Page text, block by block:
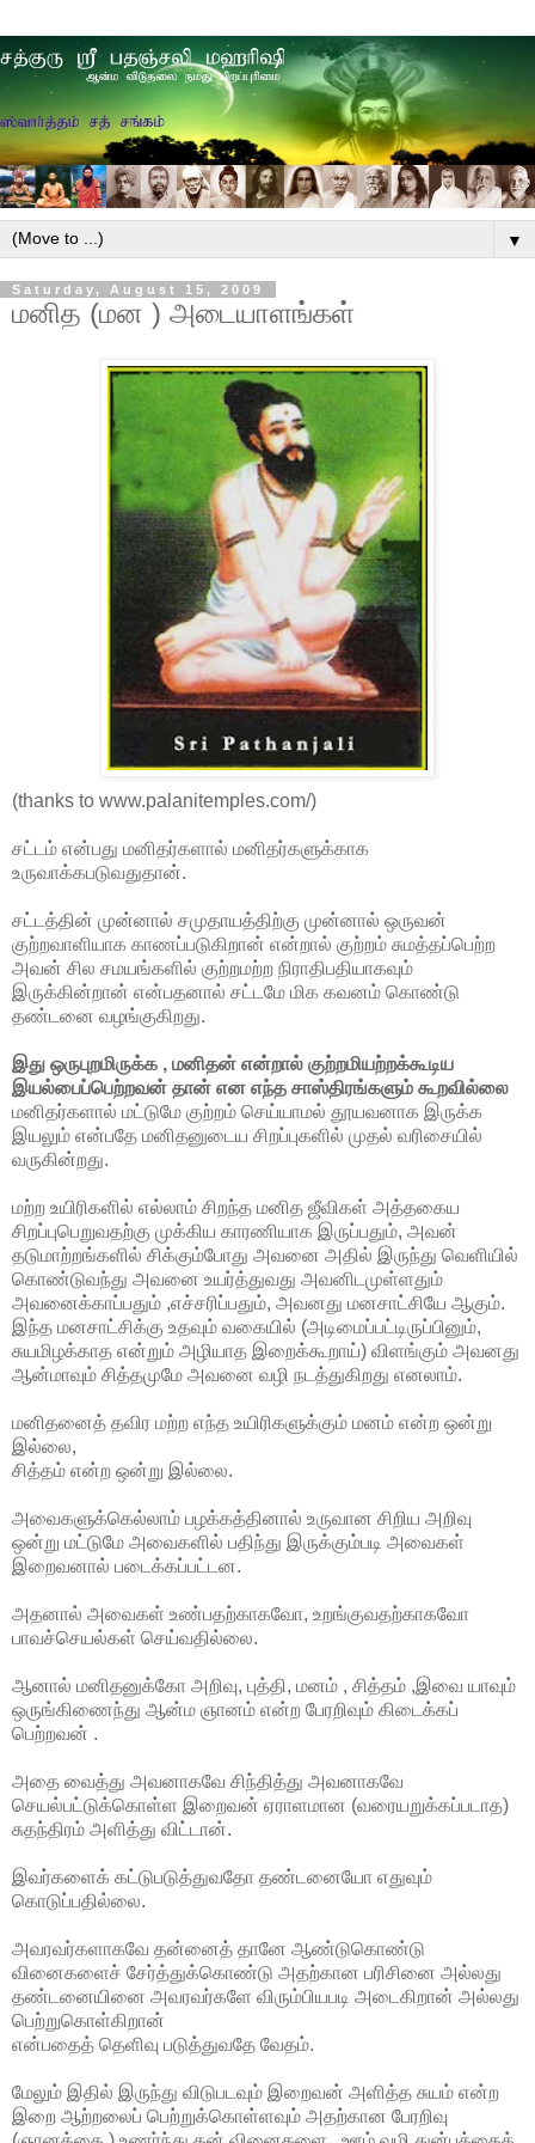
▼
Saturday, August 15, 2009
மனித (மன ) அடையாளங்கள்
(thanks to www.palanitemples.com/)
சட்டம் என்பது மனிதர்களால் மனிதர்களுக்காக
உருவாக்கபடுவதுதான்.
சட்டத்தின் முன்னால் சமுதாயத்திற்கு முன்னால் ஒருவன்
குற்றவாளியாக காணப்படுகிறான் என்றால் குற்றம் சுமத்தப்பெற்ற
அவன் சில சமயங்களில் குற்றமற்ற நிராதிபதியாகவும்
இருக்கின்றான் என்பதனால் சட்டமே மிக கவனம் கொண்டு
தண்டனை வழங்குகிறது.
இது ஒருபுறமிருக்க , மனிதன் என்றால் குற்றமியற்றக்கூடிய
இயல்பைப்பெற்றவன் தான் என எந்த சாஸ்திரங்களும் கூறவில்லை
மனிதர்களால் மட்டுமே குற்றம் செய்யாமல் தூயவனாக இருக்க
இயலும் என்பதே மனிதனுடைய சிறப்புகளில் முதல் வரிசையில்
வருகின்றது.
மற்ற உயிரிகளில் எல்லாம் சிறந்த மனித ஜீவிகள் அத்தகைய
சிறப்புபெறுவதற்கு முக்கிய காரணியாக இருப்பதும், அவன்
தடுமாற்றங்களில் சிக்கும்போது அவனை அதில் இருந்து வெளியில்
கொண்டுவந்து அவனை உயர்த்துவது அவனிடமுள்ளதும்
அவனைக்காப்பதும் ,எச்சரிப்பதும், அவனது மனசாட்சியே ஆகும்.
இந்த மனசாட்சிக்கு உதவும் வகையில் (அடிமைப்பட்டிருப்பினும்,
சுயமிழக்காத என்றும் அழியாத இறைக்கூறாய்) விளங்கும் அவனது
ஆன்மாவும் சித்தமுமே அவனை வழி நடத்துகிறது எனலாம்.
மனிதனைத் தவிர மற்ற எந்த உயிரிகளுக்கும் மனம் என்ற ஒன்று
இல்லை,
சித்தம் என்ற ஒன்று இல்லை.
அவைகளுக்கெல்லாம் பழக்கத்தினால் உருவான சிறிய அறிவு
ஒன்று மட்டுமே அவைகளில் பதிந்து இருக்கும்படி அவைகள்
இறைவனால் படைக்கப்பட்டன.
அதனால் அவைகள் உண்பதற்காகவோ, உறங்குவதற்காகவோ
பாவச்செயல்கள் செய்வதில்லை.
ஆனால் மனிதனுக்கோ அறிவு, புத்தி, மனம் , சித்தம் ,இவை யாவும்
ஒருங்கிணைந்து ஆன்ம ஞானம் என்ற பேரறிவும் கிடைக்கப்
பெற்றவன் .
அதை வைத்து அவனாகவே சிந்தித்து அவனாகவே
செயல்பட்டுக்கொள்ள இறைவன் ஏராளமான (வரையறுக்கப்படாத)
சுதந்திரம் அளித்து விட்டான்.
இவர்களைக் கட்டுபடுத்துவதோ தண்டனையோ எதுவும்
கொடுப்பதில்லை.
அவரவர்களாகவே தன்னைத் தானே ஆண்டுகொண்டு
வினைகளைச் சேர்த்துக்கொண்டு அதற்கான பரிசினை அல்லது
தண்டனையினை அவரவர்களே விரும்பியபடி அடைகிறான் அல்லது
பெற்றுகொள்கிறான்
என்பதைத் தெளிவு படுத்துவதே வேதம்.
மேலும் இதில் இருந்து விடுபடவும் இறைவன் அளித்த சுயம் என்ற
இறை ஆற்றலைப் பெற்றுக்கொள்ளவும் அதற்கான பேரறிவு